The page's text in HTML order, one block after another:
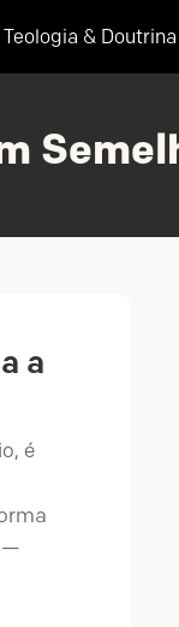
Teologia & Doutrina
a
é
—